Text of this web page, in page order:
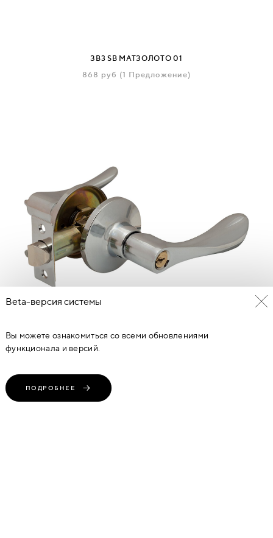
ЗВ3 SB МАТЗОЛОТО 01
868 руб (1 Предложение)
Beta-версия системы
Вы можете ознакомиться со всеми обновлениями
функционала и версий.
ПОДРОБНЕЕ